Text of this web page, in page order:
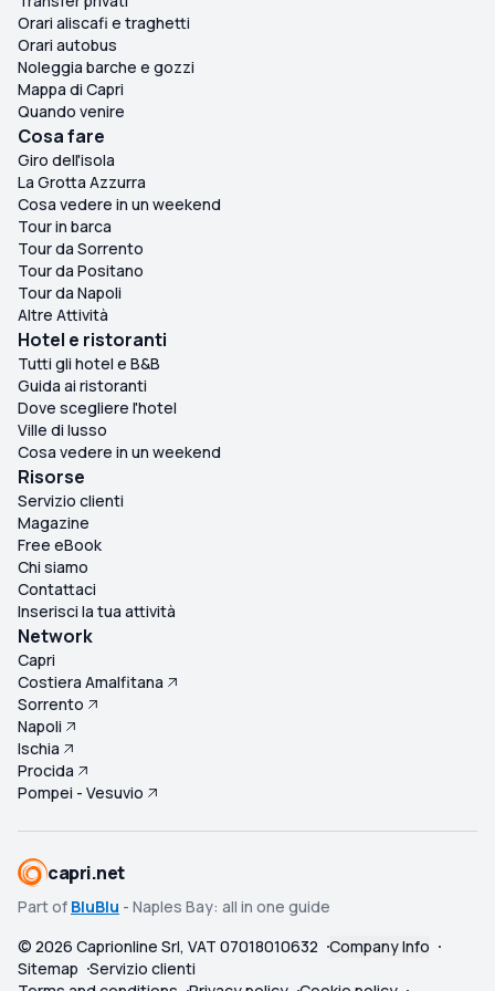
Orari aliscafi e traghetti
Orari autobus
Noleggia barche e gozzi
Mappa di Capri
Quando venire
Cosa fare
Giro dell'isola
La Grotta Azzurra
Cosa vedere in un weekend
Tour in barca
Tour da Sorrento
Tour da Positano
Tour da Napoli
Altre Attività
Hotel e ristoranti
Tutti gli hotel e B&B
Guida ai ristoranti
Dove scegliere l'hotel
Ville di lusso
Cosa vedere in un weekend
Risorse
Servizio clienti
Magazine
Free eBook
Chi siamo
Contattaci
Inserisci la tua attività
Network
Capri
Costiera Amalfitana
Sorrento
Napoli
Ischia
Procida
Pompei - Vesuvio
capri.net
Part of BluBlu - Naples Bay: all in one guide
© 2026 Caprionline Srl, VAT 07018010632 Company Info
Sitemap Servizio clienti